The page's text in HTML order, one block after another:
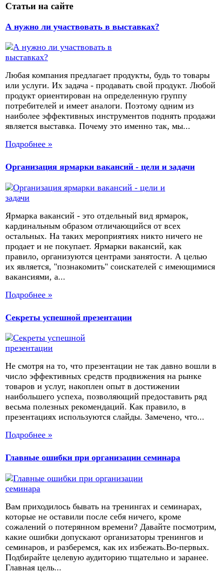
Статьи на сайте
А нужно ли участвовать в выставках?
Любая компания предлагает продукты, будь то товары
или услуги. Их задача - продавать свой продукт. Любой
продукт ориентирован на определенную группу
потребителей и имеет аналоги. Поэтому одним из
наиболее эффективных инструментов поднять продажи
является выставка. Почему это именно так, мы...
Подробнее »
Организация ярмарки вакансий - цели и задачи
Ярмарка вакансий - это отдельный вид ярмарок,
кардинальным образом отличающийся от всех
остальных. На таких мероприятиях никто ничего не
продает и не покупает. Ярмарки вакансий, как
правило, организуются центрами занятости. А целью
их является, "познакомить" соискателей с имеющимися
вакансиями, а...
Подробнее »
Секреты успешной презентации
Не смотря на то, что презентации не так давно вошли в
число эффективных средств продвижения на рынке
товаров и услуг, накоплен опыт в достижении
наибольшего успеха, позволяющий предоставить ряд
весьма полезных рекомендаций. Как правило, в
презентациях используются слайды. Замечено, что...
Подробнее »
Главные ошибки при организации семинара
Вам приходилось бывать на тренингах и семинарах,
которые не оставили после себя ничего, кроме
сожалений о потерянном времени? Давайте посмотрим,
какие ошибки допускают организаторы тренингов и
семинаров, и разберемся, как их избежать.Во-первых.
Подбирайте целевую аудиторию тщательно и заранее.
Главная цель...